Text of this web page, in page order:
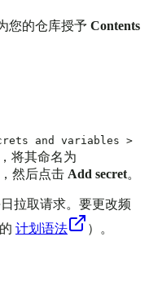
您的仓库授予 Contents
and variables >
，将其命名为
然后点击 Add secret。
拉取请求。要更改频
计划语法 ）。